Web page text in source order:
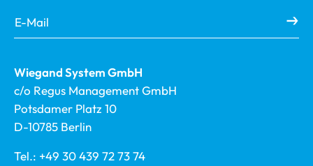
Wiegand System GmbH
c/o Regus Management GmbH
Potsdamer Platz 10
D-10785 Berlin
Tel.: +49 30 439 72 73 74